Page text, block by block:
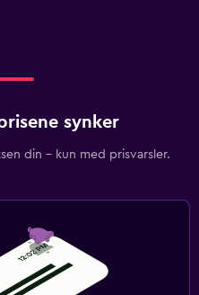
synker
din – kun med prisvarsler.